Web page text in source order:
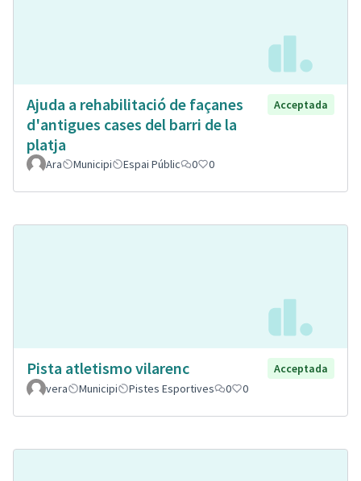
Ajuda a rehabilitació de façanes
d'antigues cases del barri de la
platja
Acceptada
Ara Municipi Espai Públic 0 0
Pista atletismo vilarenc
Acceptada
vera
Municipi Pistes Esportives 0 0